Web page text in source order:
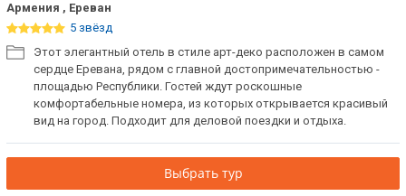
Армения , Ереван
5 звёзд
Этот элегантный отель в стиле арт-деко расположен в самом
сердце Еревана, рядом с главной достопримечательностью -
площадью Республики. Гостей ждут роскошные
комфортабельные номера, из которых открывается красивый
вид на город. Подходит для деловой поездки и отдыха.
Выбрать тур